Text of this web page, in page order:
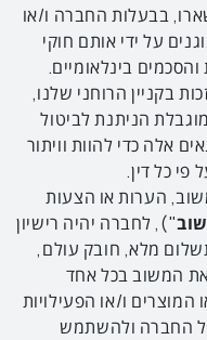
בבעלות החברה ו/או
על ידי אותם חוקי
והסכמים בינלאומיים.
בקניין הרוחני שלנו,
הניתנת לביטול
אלה כדי להוות וויתור
פי כל דין.
הערות או הצעות
"), לחברה יהיה רישיון
מלא, חובק עולם,
את המשוב בכל אחד
ו/או הפעילויות
של החברה ולהשתמש